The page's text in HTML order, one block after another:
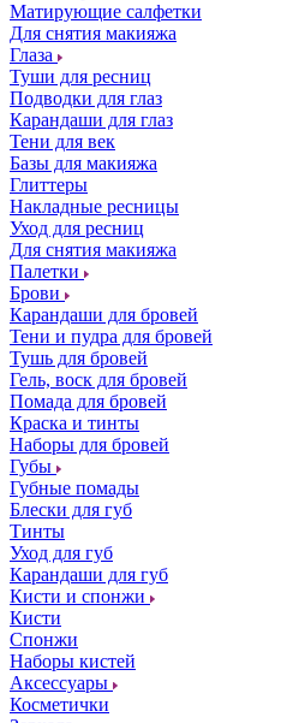
Матирующие салфетки
Для снятия макияжа
Глаза
Туши для ресниц
Подводки для глаз
Карандаши для глаз
Тени для век
Базы для макияжа
Глиттеры
Накладные ресницы
Уход для ресниц
Для снятия макияжа
Палетки
Брови
Карандаши для бровей
Тени и пудра для бровей
Тушь для бровей
Гель, воск для бровей
Помада для бровей
Краска и тинты
Наборы для бровей
Губы
Губные помады
Блески для губ
Тинты
Уход для губ
Карандаши для губ
Кисти и спонжи
Кисти
Спонжи
Наборы кистей
Аксессуары
Косметички